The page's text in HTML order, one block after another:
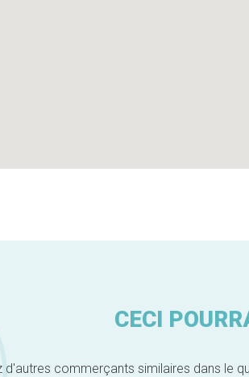
CECI
d'autres commerçants similaires dans le